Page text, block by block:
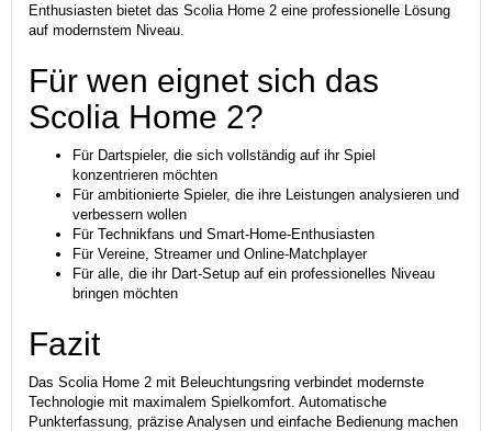
Enthusiasten bietet das Scolia Home 2 eine professionelle Lösung
auf modernstem Niveau.
Für wen eignet sich das
Scolia Home 2?
Für Dartspieler, die sich vollständig auf ihr Spiel
konzentrieren möchten
Für ambitionierte Spieler, die ihre Leistungen analysieren und
verbessern wollen
Für Technikfans und Smart-Home-Enthusiasten
Für Vereine, Streamer und Online-Matchplayer
Für alle, die ihr Dart-Setup auf ein professionelles Niveau
bringen möchten
Fazit
Das Scolia Home 2 mit Beleuchtungsring verbindet modernste
Technologie mit maximalem Spielkomfort. Automatische
Punkterfassung, präzise Analysen und einfache Bedienung machen